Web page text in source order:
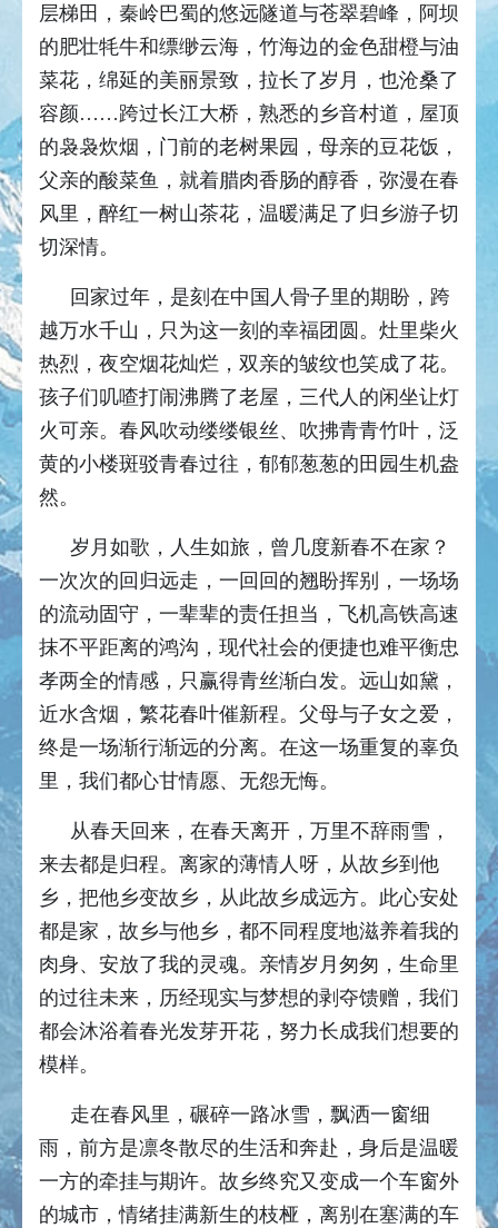
层梯田，秦岭巴蜀的悠远隧道与苍翠碧峰，阿坝
的肥壮牦牛和缥缈云海，竹海边的金色甜橙与油
菜花，绵延的美丽景致，拉长了岁月，也沧桑了
容颜……跨过长江大桥，熟悉的乡音村道，屋顶
的袅袅炊烟，门前的老树果园，母亲的豆花饭，
父亲的酸菜鱼，就着腊肉香肠的醇香，弥漫在春
风里，醉红一树山茶花，温暖满足了归乡游子切
切深情。
回家过年，是刻在中国人骨子里的期盼，跨
越万水千山，只为这一刻的幸福团圆。灶里柴火
热烈，夜空烟花灿烂，双亲的皱纹也笑成了花。
孩子们叽喳打闹沸腾了老屋，三代人的闲坐让灯
火可亲。春风吹动缕缕银丝、吹拂青青竹叶，泛
黄的小楼斑驳青春过往，郁郁葱葱的田园生机盎
然。
岁月如歌，人生如旅，曾几度新春不在家？
一次次的回归远走，一回回的翘盼挥别，一场场
的流动固守，一辈辈的责任担当，飞机高铁高速
抹不平距离的鸿沟，现代社会的便捷也难平衡忠
孝两全的情感，只赢得青丝渐白发。远山如黛，
近水含烟，繁花春叶催新程。父母与子女之爱，
终是一场渐行渐远的分离。在这一场重复的辜负
里，我们都心甘情愿、无怨无悔。
从春天回来，在春天离开，万里不辞雨雪，
来去都是归程。离家的薄情人呀，从故乡到他
乡，把他乡变故乡，从此故乡成远方。此心安处
都是家，故乡与他乡，都不同程度地滋养着我的
肉身、安放了我的灵魂。亲情岁月匆匆，生命里
的过往未来，历经现实与梦想的剥夺馈赠，我们
都会沐浴着春光发芽开花，努力长成我们想要的
模样。
走在春风里，碾碎一路冰雪，飘洒一窗细
雨，前方是凛冬散尽的生活和奔赴，身后是温暖
一方的牵挂与期许。故乡终究又变成一个车窗外
的城市，情绪挂满新生的枝桠，离别在塞满的车